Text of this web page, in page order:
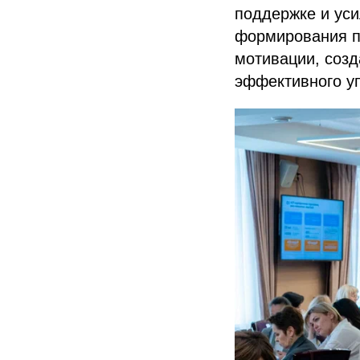
поддержке и
формирования
мотивации,
эффективного